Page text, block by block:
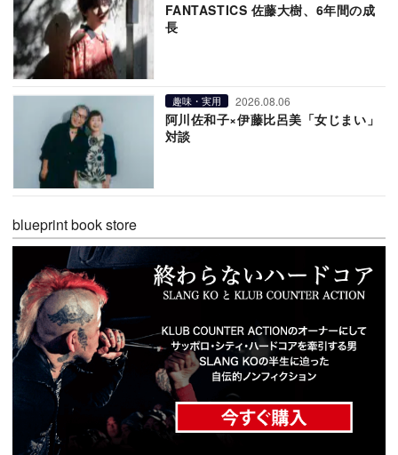
FANTASTICS 佐藤大樹、6年間の成
長
趣味・実用 2026.08.06
阿川佐和子×伊藤比呂美「女じまい」
対談
blueprint book store